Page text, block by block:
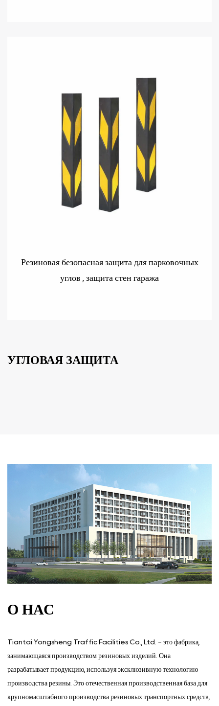
Резиновая безопасная защита для парковочных
углов , защита стен гаража
УГЛОВАЯ ЗАЩИТА
О НАС
Tiantai Yongsheng Traffic Facilities Co., Ltd. - это фабрика,
занимающаяся производством резиновых изделий. Она
разрабатывает продукцию, используя эксклюзивную технологию
производства резины. Это отечественная производственная база для
крупномасштабного производства резиновых транспортных средств,